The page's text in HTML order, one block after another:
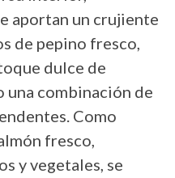
aportan un crujiente
de pepino fresco,
dulce de
una combinación de
Como
fresco,
y vegetales, se